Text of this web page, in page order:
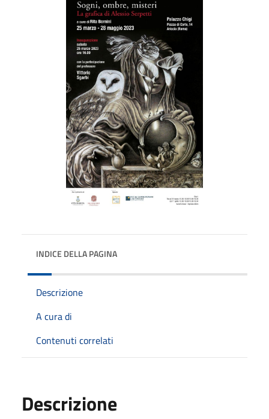
INDICE DELLA PAGINA
Descrizione
A cura di
Contenuti correlati
Descrizione